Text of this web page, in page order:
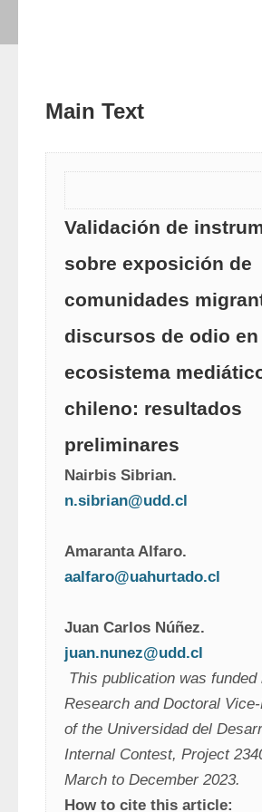
Main Text
Validación de
sobre exposición de
comunidades
discursos de odio en
ecosistema
chileno: resultados
preliminares
Nairbis Sibrian.
n.sibrian@udd.cl
Amaranta Alfaro.
aalfaro@uahurtado.cl
Juan Carlos Núñez.
juan.nunez@udd.cl
This publication was funded
Research and Doctoral
of the Universidad del
Internal Contest, Project
March to December 2023.
How to cite this article: